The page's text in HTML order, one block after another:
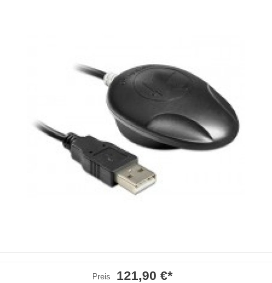
Preis 121,90 €*